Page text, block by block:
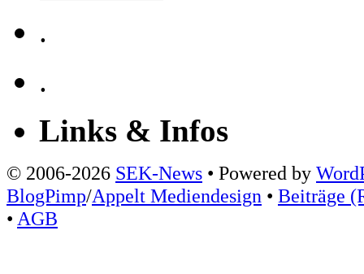
.
.
Links & Infos
© 2006-2026 SEK-News • Powered by
BlogPimp/Appelt Mediendesign • Beiträge
• AGB